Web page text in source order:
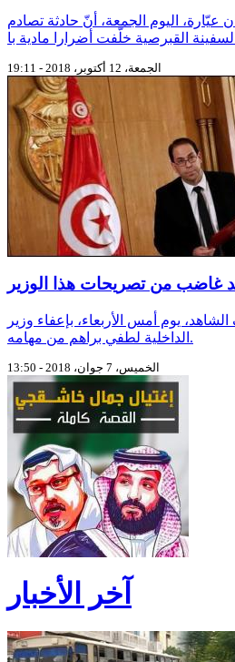
اليوم الجمعة، أنّ حادثة تصادم
الجمعة، 12 أكتوبر، 2018 - 19:11
غاضب من تصريحات هذا الوزير
يوم أمس الأربعاء، بإعفاء وزير
الداخلية لطفي براهم من مهامه.
الخميس، 7 جوان، 2018 - 13:50
آخر الأخبار